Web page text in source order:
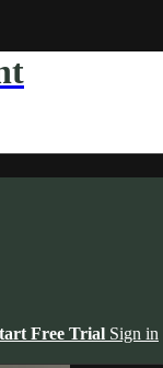
Free Trial Sign in